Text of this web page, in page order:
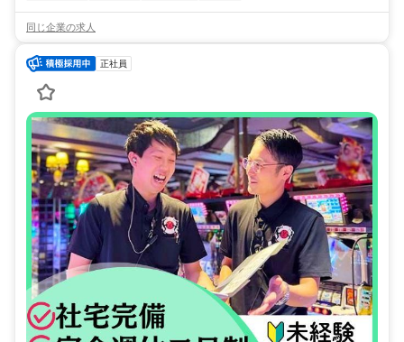
同じ企業の求人
正社員